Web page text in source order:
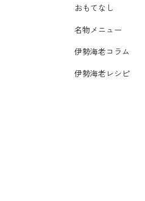
おもてなし
名物メニュー
伊勢海老コラム
伊勢海老レシピ